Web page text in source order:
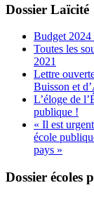
Dossier Laïcité
Budget 2024
Toutes les
2021
Lettre
Buisson et
L’éloge de
publique !
« Il est
école
pays »
Dossier écoles